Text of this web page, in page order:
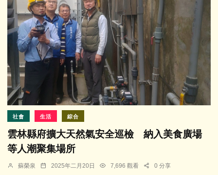
社會 生活 綜合
雲林縣府擴大天然氣安全巡檢 納入美食廣場
等人潮聚集場所
蘇榮泉 2025年二月20日 7,696 觀看 0 分享